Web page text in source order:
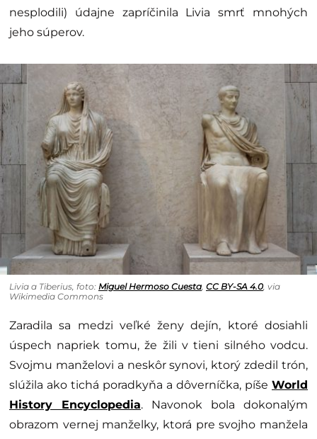
nesplodili) údajne zapríčinila Livia smrť mnohých
jeho súperov.
Livia a Tiberius, foto: Miguel Hermoso Cuesta, CC BY-SA 4.0, via
Wikimedia Commons
Zaradila sa medzi veľké ženy dejín, ktoré dosiahli
úspech napriek tomu, že žili v tieni silného vodcu.
Svojmu manželovi a neskôr synovi, ktorý zdedil trón,
slúžila ako tichá poradkyňa a dôverníčka, píše World
History Encyclopedia. Navonok bola dokonalým
obrazom vernej manželky, ktorá pre svojho manžela